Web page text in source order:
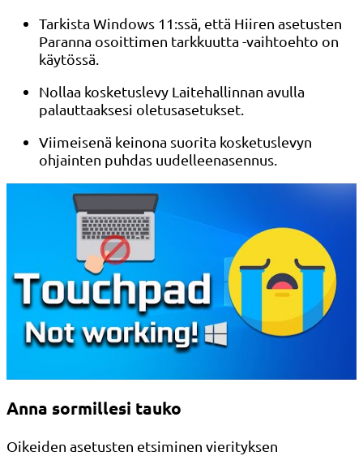
Tarkista Windows 11:ssä, että Hiiren asetusten
Paranna osoittimen tarkkuutta -vaihtoehto on
käytössä.
Nollaa kosketuslevy Laitehallinnan avulla
palauttaaksesi oletusasetukset.
Viimeisenä keinona suorita kosketuslevyn
ohjainten puhdas uudelleenasennus.
Anna sormillesi tauko
Oikeiden asetusten etsiminen vierityksen